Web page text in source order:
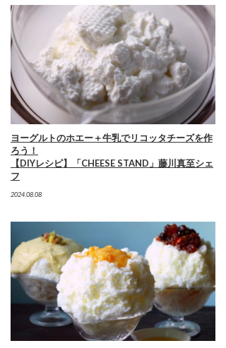
ヨーグルトのホエー＋牛乳でリコッタチーズを作
ろう！
【DIYレシピ】「CHEESE STAND」藤川真至シェ
フ
2024.08.08